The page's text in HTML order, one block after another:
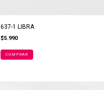
637-1 LIBRA
$5.990